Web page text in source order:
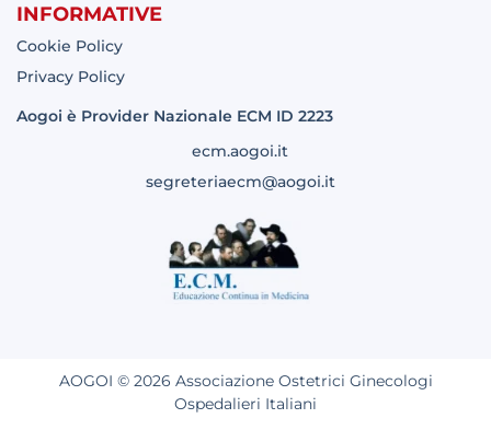
INFORMATIVE
Cookie Policy
Privacy Policy
Aogoi è Provider Nazionale ECM ID 2223
ecm.aogoi.it
segreteriaecm@aogoi.it
AOGOI © 2026 Associazione Ostetrici Ginecologi
Ospedalieri Italiani